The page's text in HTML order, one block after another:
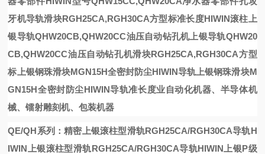
牙机导轨滑块RGH25CA,RGH30CA方型标准长度HIWIN滚柱 上
银导轨QHW20CB,QHW20CC油压自动钻孔机上银导轨QHW20
CB,QHW20CC油压自动钻孔机滑块RGH25CA,RGH30CA方型
标 上银钢珠滑块MGN15H全密封防尘HIWIN导轨 上银钢珠滑块M
GN15H全密封防尘HIWIN导轨准长度业自动化机器、半导体机
械、镭射雕刻机、包装机器
QE/QH系列：精密上银滚柱型滑轨RGH25CA/RGH30CA导轨H
IWIN 上银滚柱型滑轨RGH25CA/RGH30CA导轨HIWIN 上银P级